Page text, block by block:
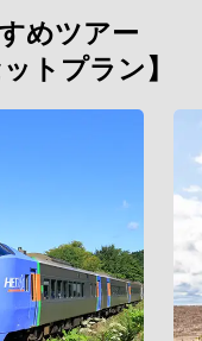
めツアー
トプラン】